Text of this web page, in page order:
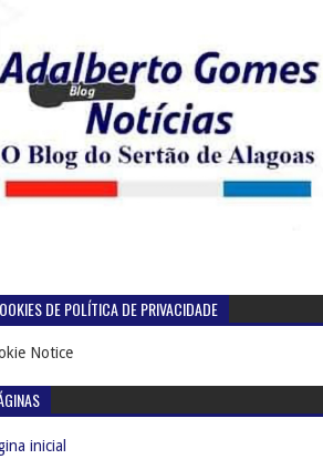
DE POLÍTICA DE PRIVACIDADE
Notice
inicial